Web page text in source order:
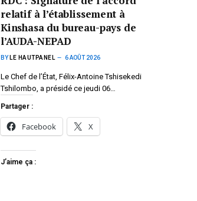
relatif à l’établissement à
Kinshasa du bureau-pays de
l’AUDA-NEPAD
BY LE HAUTPANEL 6 AOÛT 2026
Le Chef de l’État, Félix-Antoine Tshisekedi
Tshilombo, a présidé ce jeudi 06…
Partager :
Facebook X
J’aime ça :